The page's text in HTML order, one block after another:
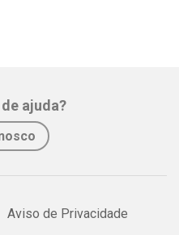
ajuda?
Aviso de Privacidade